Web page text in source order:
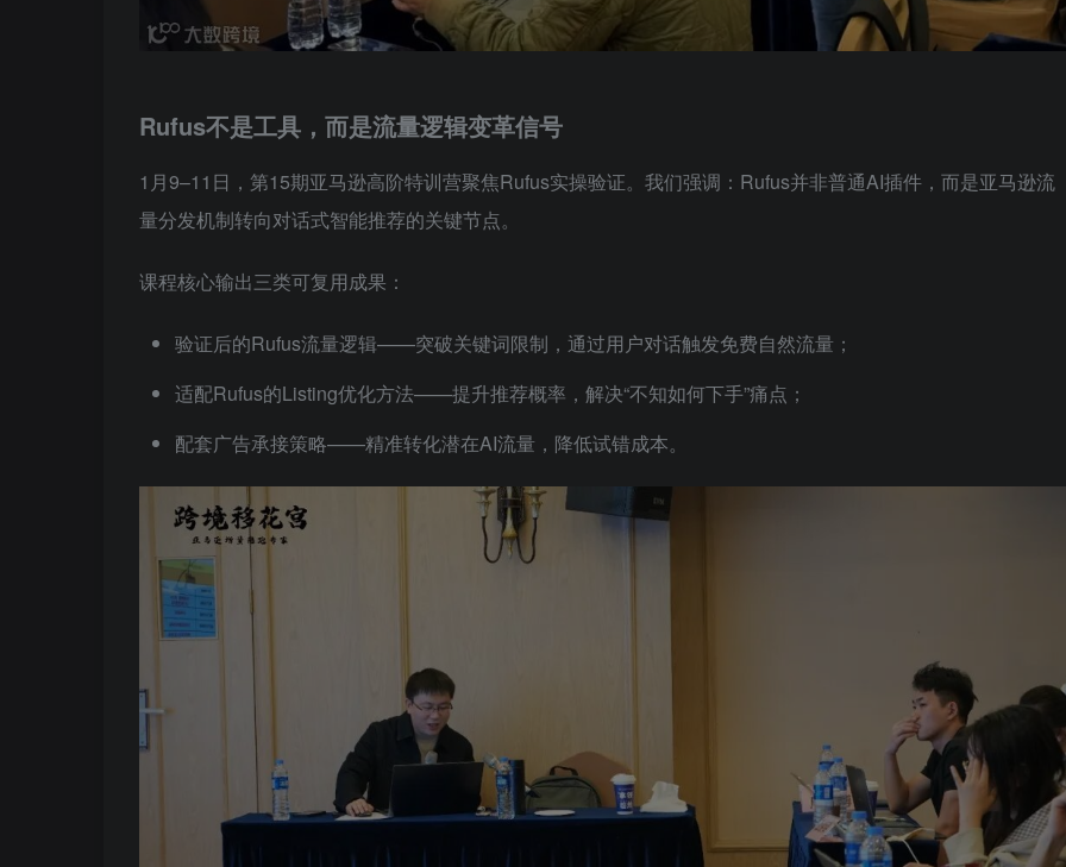
Rufus不是工具，而是流量逻辑变革信号
1月9–11日，第15期亚马逊高阶特训营聚焦Rufus实操验证。我们强调：Rufus并非普通AI插件，而是亚马逊流
量分发机制转向对话式智能推荐的关键节点。
课程核心输出三类可复用成果：
验证后的Rufus流量逻辑——突破关键词限制，通过用户对话触发免费自然流量；
适配Rufus的Listing优化方法——提升推荐概率，解决“不知如何下手”痛点；
配套广告承接策略——精准转化潜在AI流量，降低试错成本。